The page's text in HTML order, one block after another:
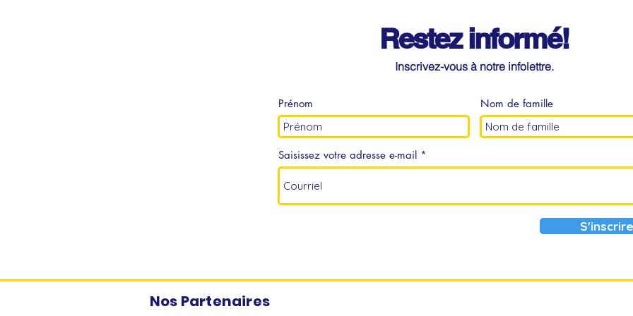
Restez informé!
Inscrivez-vous à notre infolettre.
Prénom Nom de famille
Saisissez votre adresse e-mail
S'inscrire
Nos Partenaires